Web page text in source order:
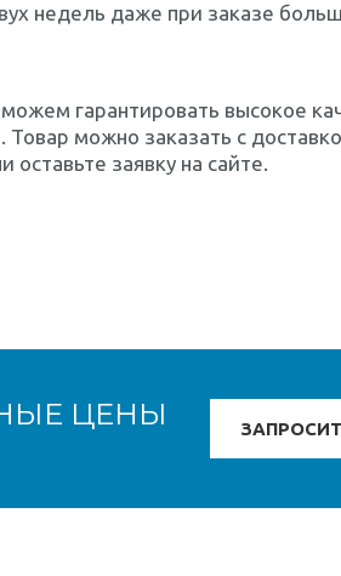
недель даже при заказе
гарантировать высокое
можно заказать с
заявку на сайте.
ЦЕНЫ